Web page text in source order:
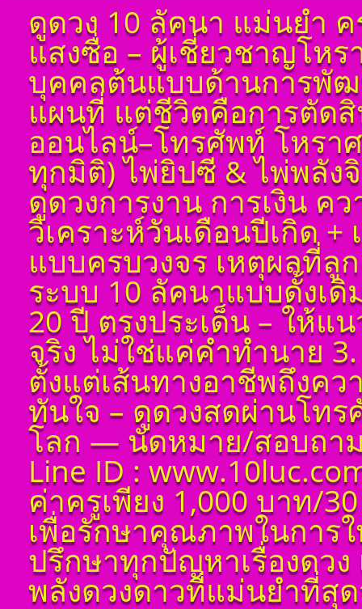
ดูดวง 10 ลัคนา แม่นยำ
แสงซื่อ – ผู้เชี่ยวชาญโห
บุคคลต้นแบบด้านการพัฒ
แผนที่ แต่ชีวิตคือการตัด
ออนไลน์–โทรศัพท์ โหรา
ทุกมิติ) ไพ่ยิปซี & ไพ่พลัง
ดูดวงการงาน การเงิน ค
วิเคราะห์วันเดือนปีเกิด
แบบครบวงจร เหตุผลที่ลู
ระบบ 10 ลัคนาแบบดั้งเ
20 ปี ตรงประเด็น – ให้แ
จริง ไม่ใช่แค่คำทำนาย
ตั้งแต่เส้นทางอาชีพถึงค
ทันใจ – ดูดวงสดผ่านโท
โลก — นัดหมาย/สอบถา
Line ID :
ค่าครูเพียง 1,000 บาท/
เพื่อรักษาคุณภาพในการ
ปรึกษาทุกปัญหาเรื่องดว
พลังดวงดาวที่แม่นยำที่สุ